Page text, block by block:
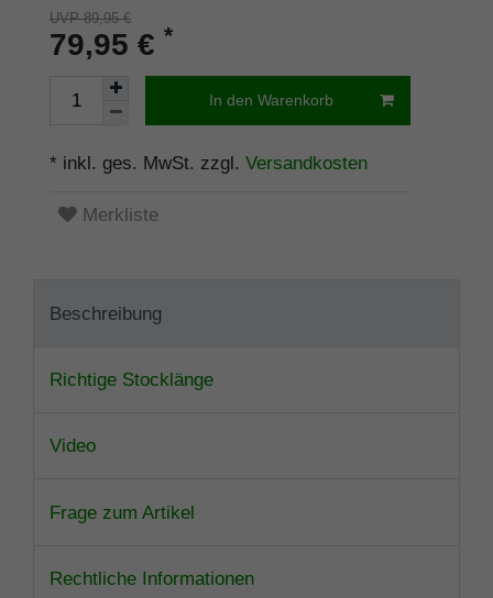
UVP 89,95 €
79,95 € *
In den Warenkorb
* inkl. ges. MwSt. zzgl. Versandkosten
Merkliste
Beschreibung
Richtige Stocklänge
Video
Frage zum Artikel
Rechtliche Informationen